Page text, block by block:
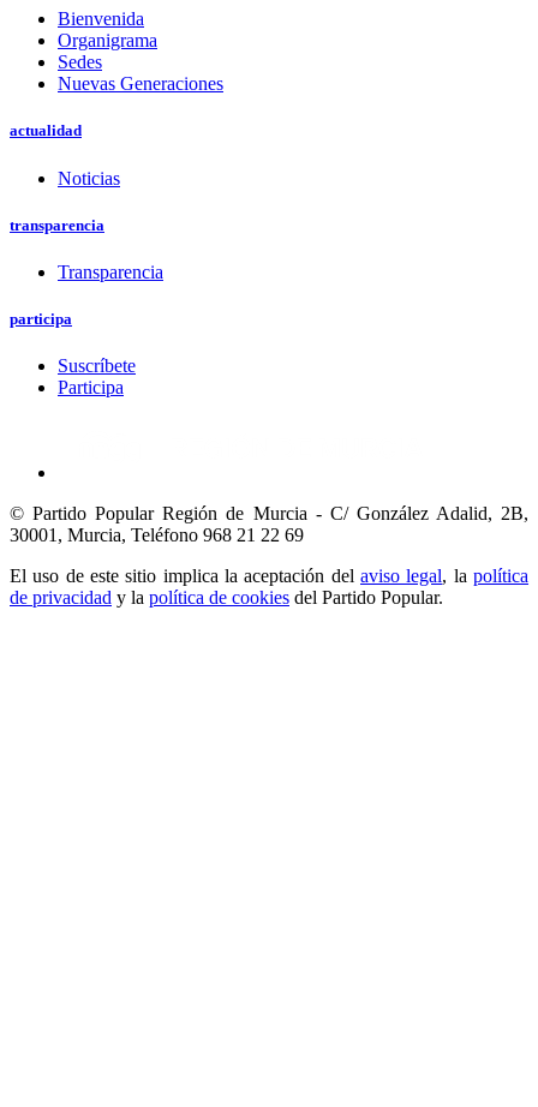
Bienvenida
Organigrama
Sedes
Nuevas Generaciones
actualidad
Noticias
transparencia
Transparencia
participa
Suscríbete
Participa
© Partido Popular Región de Murcia - C/ González Adalid, 2B,
30001, Murcia, Teléfono 968 21 22 69
El uso de este sitio implica la aceptación del aviso legal, lapolítica
de privacidad y la política de cookies del Partido Popular.